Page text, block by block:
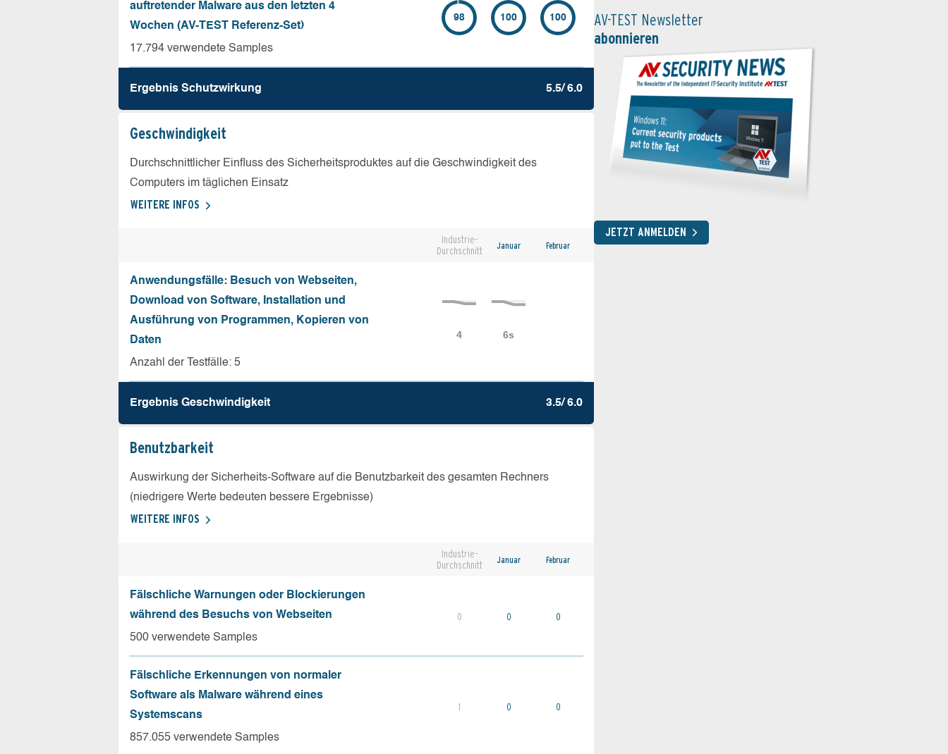
auftretender Malware aus den letzten 4
Wochen (AV-TEST Referenz-Set)
17.794 verwendete Samples
98 100 100
Ergebnis Schutz­wirkung 5.5/ 6.0
Geschw­indigkeit
Durchschnittlicher Einfluss des Sicherheitsproduktes auf die Geschwindigkeit des
Computers im täglichen Einsatz
WEITERE INFOS
Industrie-
Durchschnitt
Januar Februar
Anwendungsfälle: Besuch von Webseiten,
Download von Software, Installation und
Ausführung von Programmen, Kopieren von
Daten
Anzahl der Testfälle: 5
Ergebnis Geschw­indigkeit 3.5/ 6.0
Benutz­barkeit
Auswirkung der Sicherheits-Software auf die Benutzbarkeit des gesamten Rechners
(niedrigere Werte bedeuten bessere Ergebnisse)
WEITERE INFOS
Industrie-
Durchschnitt
Januar Februar
Fälschliche Warnungen oder Blockierungen
während des Besuchs von Webseiten
500 verwendete Samples
0 0 0
Fälschliche Erkennungen von normaler
Software als Malware während eines
Systemscans
857.055 verwendete Samples
1 0 0
AV-TEST Newsletter
abonnieren
JETZT ANMELDEN